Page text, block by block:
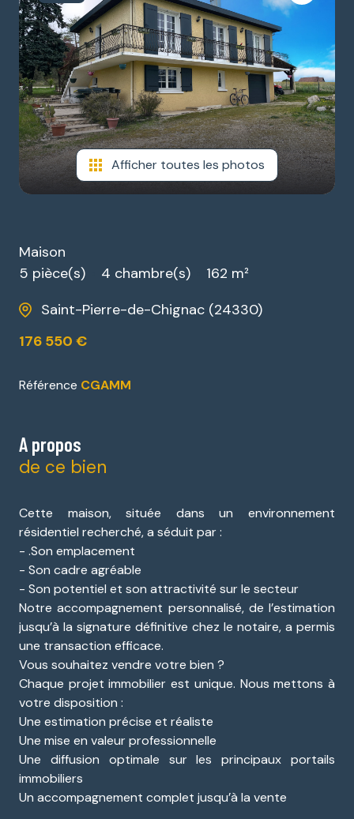
GARAGES
/
PARKINGS
DIVERS
ESTIMATION
NOTRE
AGENCE
Afficher toutes les photos
Maison
5 pièce(s)
4 chambre(s)
162 m²
Saint-Pierre-de-Chignac (24330)
176 550 €
Référence CGAMM
A propos
de ce bien
Cette maison, située dans un environnement
résidentiel recherché, a séduit par :
- .Son emplacement
- Son cadre agréable
- Son potentiel et son attractivité sur le secteur
Notre accompagnement personnalisé, de l’estimation
jusqu’à la signature définitive chez le notaire, a permis
une transaction efficace.
Vous souhaitez vendre votre bien ?
Chaque projet immobilier est unique. Nous mettons à
votre disposition :
Une estimation précise et réaliste
Une mise en valeur professionnelle
Une diffusion optimale sur les principaux portails
immobiliers
Un accompagnement complet jusqu’à la vente